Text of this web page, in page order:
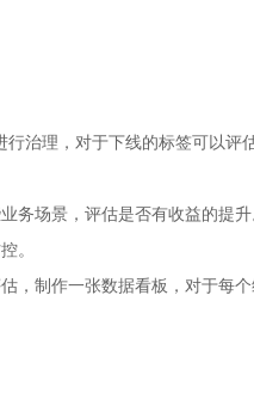
治理，对于下线的标签可以评
务场景，评估是否有收益的提升
。
，制作一张数据看板，对于每